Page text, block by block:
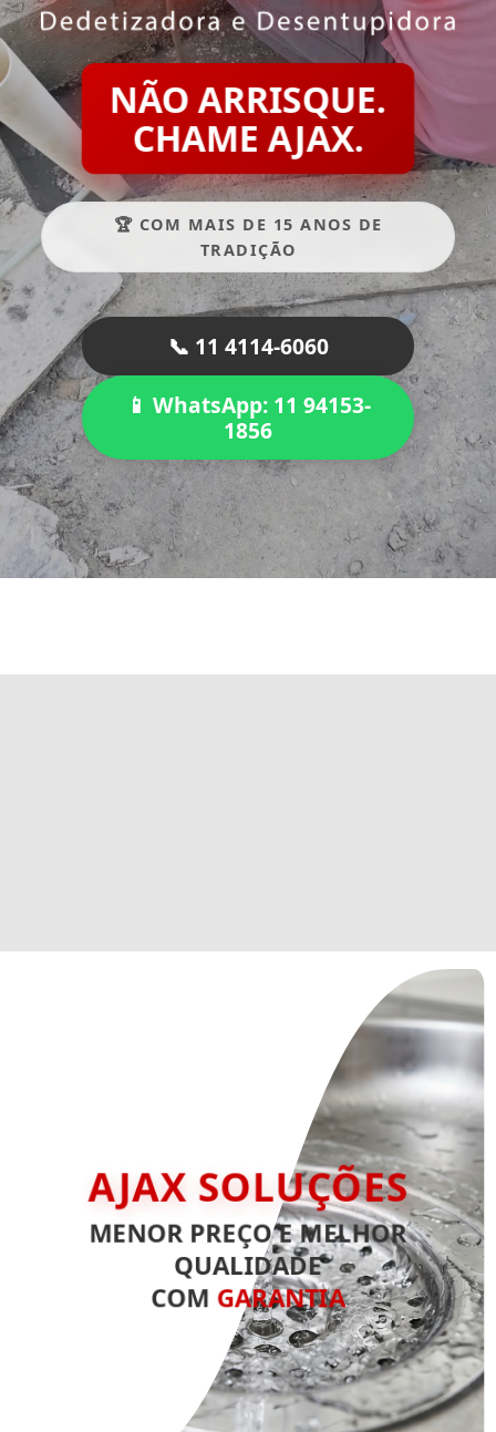
NÃO ARRISQUE.
CHAME AJAX.
🏆 COM MAIS DE 15 ANOS DE
TRADIÇÃO
📞 11 4114-6060
📱 WhatsApp: 11 94153-
1856
AJAX SOLUÇÕES
MENOR PREÇO E MELHOR
QUALIDADE
COM GARANTIA